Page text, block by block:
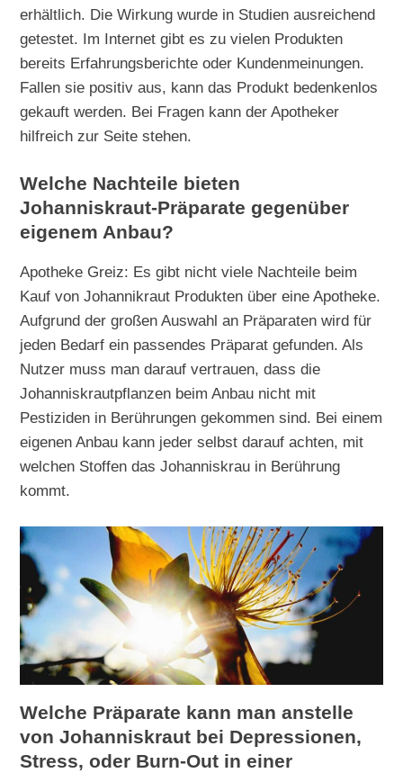
erhältlich. Die Wirkung wurde in Studien ausreichend
getestet. Im Internet gibt es zu vielen Produkten
bereits Erfahrungsberichte oder Kundenmeinungen.
Fallen sie positiv aus, kann das Produkt bedenkenlos
gekauft werden. Bei Fragen kann der Apotheker
hilfreich zur Seite stehen.
Welche Nachteile bieten
Johanniskraut-Präparate gegenüber
eigenem Anbau?
Apotheke Greiz: Es gibt nicht viele Nachteile beim
Kauf von Johannikraut Produkten über eine Apotheke.
Aufgrund der großen Auswahl an Präparaten wird für
jeden Bedarf ein passendes Präparat gefunden. Als
Nutzer muss man darauf vertrauen, dass die
Johanniskrautpflanzen beim Anbau nicht mit
Pestiziden in Berührungen gekommen sind. Bei einem
eigenen Anbau kann jeder selbst darauf achten, mit
welchen Stoffen das Johanniskrau in Berührung
kommt.
Welche Präparate kann man anstelle
von Johanniskraut bei Depressionen,
Stress, oder Burn-Out in einer